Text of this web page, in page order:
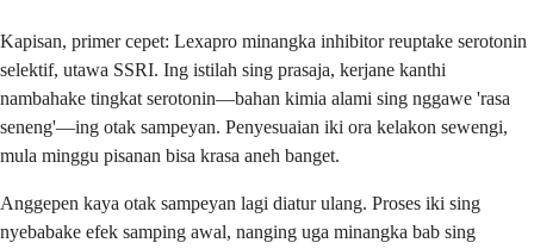
Kapisan, primer cepet: Lexapro minangka inhibitor reuptake serotonin
selektif, utawa SSRI. Ing istilah sing prasaja, kerjane kanthi
nambahake tingkat serotonin—bahan kimia alami sing nggawe 'rasa
seneng'—ing otak sampeyan. Penyesuaian iki ora kelakon sewengi,
mula minggu pisanan bisa krasa aneh banget.
Anggepen kaya otak sampeyan lagi diatur ulang. Proses iki sing
nyebabake efek samping awal, nanging uga minangka bab sing